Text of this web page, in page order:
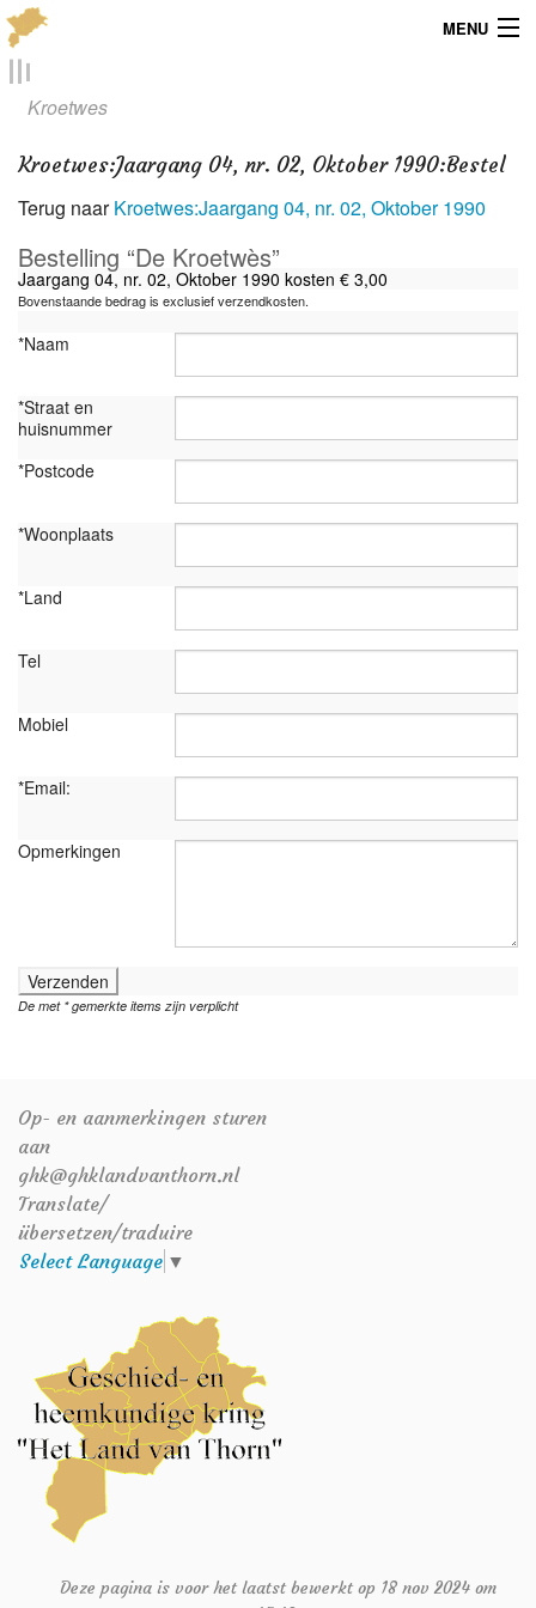
MENU
Menu
Locaties
Kaarten
Overig
Verenigingsinfo
Kroetwes
Kroetwes:Jaargang 04, nr. 02, Oktober 1990:Bestel
Terug naarKroetwes:Jaargang 04, nr. 02, Oktober 1990
Bestelling “De Kroetwès”
Jaargang 04, nr. 02, Oktober 1990 kosten € 3,00
Bovenstaande bedrag is exclusief verzendkosten.
*Naam
*Straat en
huisnummer
*Postcode
*Woonplaats
*Land
Tel
Mobiel
*Email:
Opmerkingen
Verzenden
De met * gemerkte items zijn verplicht
Op- en aanmerkingen sturen
aan
ghk@ghklandvanthorn.nl
Translate/
übersetzen/traduire
Select Language ▼
Deze pagina is voor het laatst bewerkt op 18 nov 2024 om